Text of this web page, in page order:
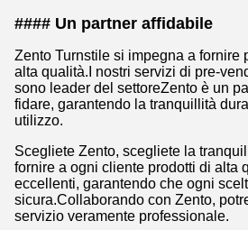
#### Un partner affidabile
Zento Turnstile si impegna a fornire
alta qualità.I nostri servizi di pre-
sono leader del settoreZento è un
fidare, garantendo la tranquillità
utilizzo.
Scegliete Zento, scegliete la
fornire a ogni cliente prodotti di alta
eccellenti, garantendo che ogni
sicura.Collaborando con Zento,
servizio veramente professionale.